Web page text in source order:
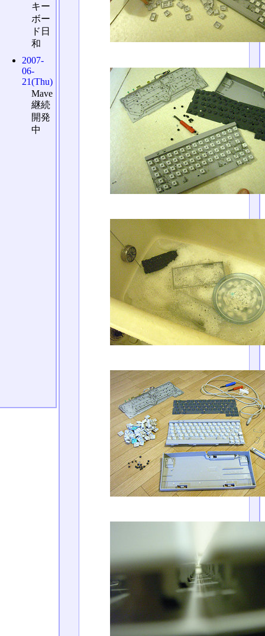
キー
ボー
ド日
和
2007-
06-
21(Thu)
Mave
継続
開発
中